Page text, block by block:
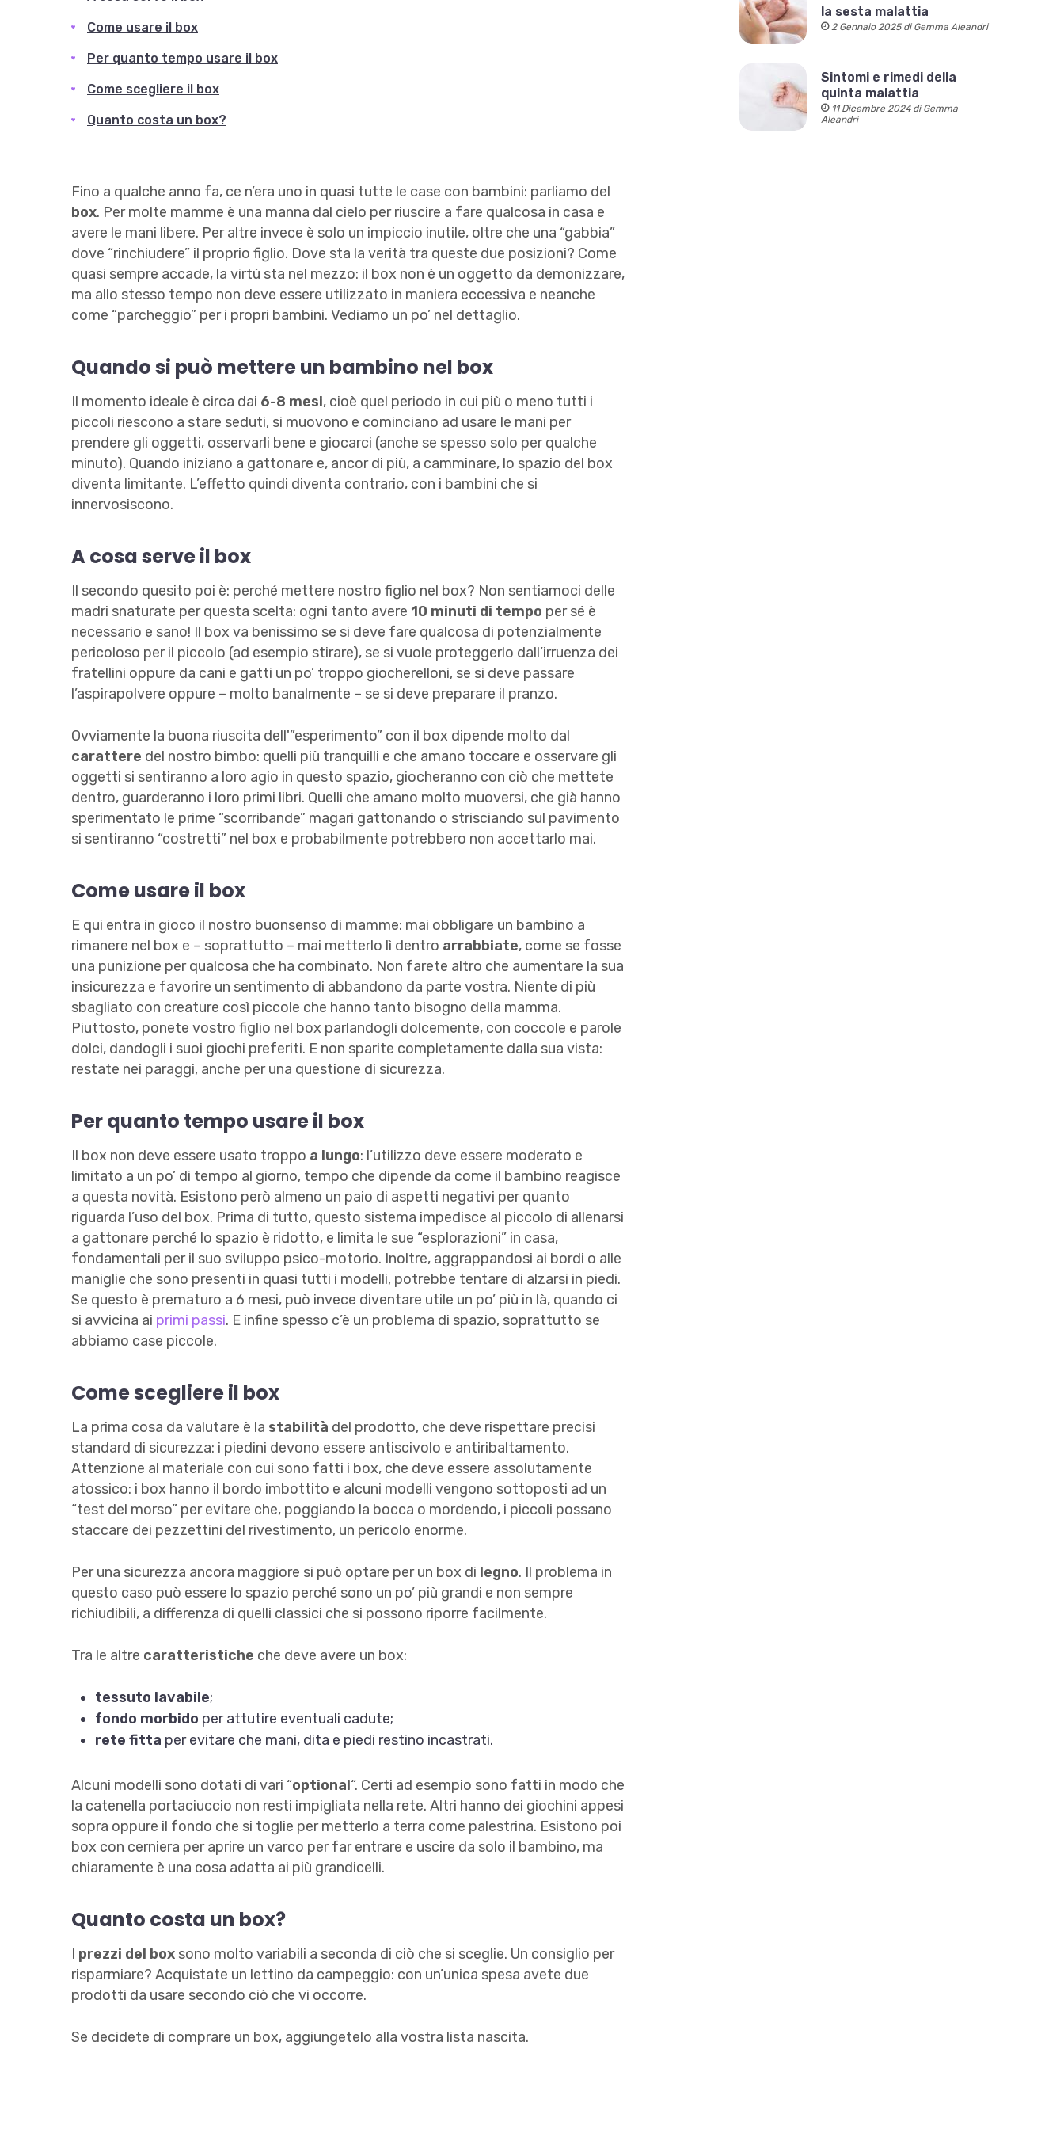
Come usare il box
Per quanto tempo usare il box
Come scegliere il box
Quanto costa un box?
Fino a qualche anno fa, ce n’era uno in quasi tutte le case con bambini: parliamo del
box. Per molte mamme è una manna dal cielo per riuscire a fare qualcosa in casa e
avere le mani libere. Per altre invece è solo un impiccio inutile, oltre che una “gabbia”
dove “rinchiudere” il proprio figlio. Dove sta la verità tra queste due posizioni? Come
quasi sempre accade, la virtù sta nel mezzo: il box non è un oggetto da demonizzare,
ma allo stesso tempo non deve essere utilizzato in maniera eccessiva e neanche
come “parcheggio” per i propri bambini. Vediamo un po’ nel dettaglio.
Quando si può mettere un bambino nel box
Il momento ideale è circa dai 6-8 mesi, cioè quel periodo in cui più o meno tutti i
piccoli riescono a stare seduti, si muovono e cominciano ad usare le mani per
prendere gli oggetti, osservarli bene e giocarci (anche se spesso solo per qualche
minuto). Quando iniziano a gattonare e, ancor di più, a camminare, lo spazio del box
diventa limitante. L’effetto quindi diventa contrario, con i bambini che si
innervosiscono.
A cosa serve il box
Il secondo quesito poi è: perché mettere nostro figlio nel box? Non sentiamoci delle
madri snaturate per questa scelta: ogni tanto avere 10 minuti di tempo per sé è
necessario e sano! Il box va benissimo se si deve fare qualcosa di potenzialmente
pericoloso per il piccolo (ad esempio stirare), se si vuole proteggerlo dall’irruenza dei
fratellini oppure da cani e gatti un po’ troppo giocherelloni, se si deve passare
l’aspirapolvere oppure – molto banalmente – se si deve preparare il pranzo.
Ovviamente la buona riuscita dell'”esperimento” con il box dipende molto dal
carattere del nostro bimbo: quelli più tranquilli e che amano toccare e osservare gli
oggetti si sentiranno a loro agio in questo spazio, giocheranno con ciò che mettete
dentro, guarderanno i loro primi libri. Quelli che amano molto muoversi, che già hanno
sperimentato le prime “scorribande” magari gattonando o strisciando sul pavimento
si sentiranno “costretti” nel box e probabilmente potrebbero non accettarlo mai.
Come usare il box
E qui entra in gioco il nostro buonsenso di mamme: mai obbligare un bambino a
rimanere nel box e – soprattutto – mai metterlo lì dentro arrabbiate, come se fosse
una punizione per qualcosa che ha combinato. Non farete altro che aumentare la sua
insicurezza e favorire un sentimento di abbandono da parte vostra. Niente di più
sbagliato con creature così piccole che hanno tanto bisogno della mamma.
Piuttosto, ponete vostro figlio nel box parlandogli dolcemente, con coccole e parole
dolci, dandogli i suoi giochi preferiti. E non sparite completamente dalla sua vista:
restate nei paraggi, anche per una questione di sicurezza.
Per quanto tempo usare il box
Il box non deve essere usato troppo a lungo: l’utilizzo deve essere moderato e
limitato a un po’ di tempo al giorno, tempo che dipende da come il bambino reagisce
a questa novità. Esistono però almeno un paio di aspetti negativi per quanto
riguarda l’uso del box. Prima di tutto, questo sistema impedisce al piccolo di allenarsi
a gattonare perché lo spazio è ridotto, e limita le sue “esplorazioni” in casa,
fondamentali per il suo sviluppo psico-motorio. Inoltre, aggrappandosi ai bordi o alle
maniglie che sono presenti in quasi tutti i modelli, potrebbe tentare di alzarsi in piedi.
Se questo è prematuro a 6 mesi, può invece diventare utile un po’ più in là, quando ci
si avvicina ai primi passi. E infine spesso c’è un problema di spazio, soprattutto se
abbiamo case piccole.
Come scegliere il box
La prima cosa da valutare è la stabilità del prodotto, che deve rispettare precisi
standard di sicurezza: i piedini devono essere antiscivolo e antiribaltamento.
Attenzione al materiale con cui sono fatti i box, che deve essere assolutamente
atossico: i box hanno il bordo imbottito e alcuni modelli vengono sottoposti ad un
“test del morso” per evitare che, poggiando la bocca o mordendo, i piccoli possano
staccare dei pezzettini del rivestimento, un pericolo enorme.
Per una sicurezza ancora maggiore si può optare per un box di legno. Il problema in
questo caso può essere lo spazio perché sono un po’ più grandi e non sempre
richiudibili, a differenza di quelli classici che si possono riporre facilmente.
Tra le altre caratteristiche che deve avere un box:
tessuto lavabile;
fondo morbido per attutire eventuali cadute;
rete fitta per evitare che mani, dita e piedi restino incastrati.
Alcuni modelli sono dotati di vari “optional“. Certi ad esempio sono fatti in modo che
la catenella portaciuccio non resti impigliata nella rete. Altri hanno dei giochini appesi
sopra oppure il fondo che si toglie per metterlo a terra come palestrina. Esistono poi
box con cerniera per aprire un varco per far entrare e uscire da solo il bambino, ma
chiaramente è una cosa adatta ai più grandicelli.
Quanto costa un box?
I prezzi del box sono molto variabili a seconda di ciò che si sceglie. Un consiglio per
risparmiare? Acquistate un lettino da campeggio: con un’unica spesa avete due
prodotti da usare secondo ciò che vi occorre.
Se decidete di comprare un box, aggiungetelo alla vostra lista nascita.
la sesta malattia
2 Gennaio 2025 di Gemma Aleandri
Sintomi e rimedi della
quinta malattia
11 Dicembre 2024 di Gemma
Aleandri